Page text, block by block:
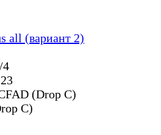
all (вариант 2)
4
(Drop C)
C)